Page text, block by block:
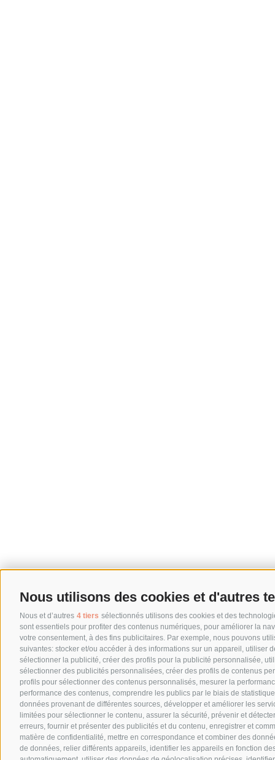
Nous utilisons des cookies et d'autres
Nous et d’autres 4 tiers sélectionnés utilisons des cookies et des
sont essentiels pour profiter des contenus numériques, pour améliorer la
votre consentement, à des fins publicitaires. Par exemple, nous pouvons
suivantes: stocker et/ou accéder à des informations sur un appareil, utiliser
sélectionner la publicité, créer des profils pour la publicité personnalisée,
sélectionner des publicités personnalisées, créer des profils de contenus
profils pour sélectionner des contenus personnalisés, mesurer la
performance des contenus, comprendre les publics par le biais de
données provenant de différentes sources, développer et améliorer les
limitées pour sélectionner le contenu, assurer la sécurité, prévenir et
erreurs, fournir et présenter des publicités et du contenu, enregistrer et
matière de confidentialité, mettre en correspondance et combiner des
de données, relier différents appareils, identifier les appareils en fonction